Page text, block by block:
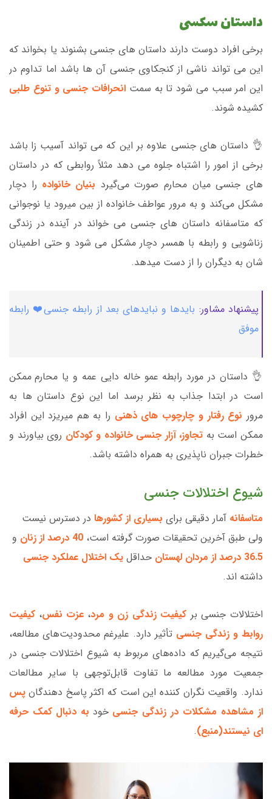
داستان سکسی
برخی افراد دوست دارند داستان های جنسی بشنوند یا بخواند که
این می تواند ناشی از کنجکاوی جنسی آن ها باشد اما تداوم در
این امر سبب می شود تا به سمت انحرافات جنسی و تنوع طلبی
کشیده شوند.
👌 داستان های جنسی علاوه بر این که می تواند آسیب زا باشد
برخی از امور را اشتباه جلوه می دهد مثلاً روابطی که در داستان
های جنسی میان محارم صورت می‌گیرد بنیان خانواده را دچار
مشکل می‌کند و به مرور عواطف خانواده از بین میرود یا نوجوانی
که متاسفانه داستان های جنسی می خواند در آینده در زندگی
زناشویی و رابطه با همسر دچار مشکل می شود و حتی اطمینان
شان به دیگران را از دست میدهد.
پیشنهاد مشاور: بایدها و نبایدهای بعد از رابطه جنسی❤️ رابطه
موفق
👌 داستان در مورد رابطه عمو خاله دایی عمه و یا محارم ممکن
است در ابتدا جذاب به نظر برسد اما این نوع داستان ها به
مرور نوع رفتار و چارچوب های ذهنی را به هم میریزد این افراد
ممکن است به تجاوز، آزار جنسی خانواده و کودکان روی بیاورند و
خطرات جبران ناپذیری به همراه داشته باشد.
شیوع اختلالات جنسی
متاسفانه آمار دقیقی برای بسیاری از کشورها در دسترس نیست
ولی طبق آخرین تحقیقات صورت گرفته است، 40 درصد از زنان
و
36.5 درصد از مردان لهستان
حداقل یک اختلال عملکرد جنسی
داشته اند.
اختلالات جنسی بر کیفیت زندگی زن و مرد، عزت نفس، کیفیت
روابط و زندگی جنسی تأثیر دارد. علیرغم محدودیت‌های مطالعه،
نتیجه می‌گیریم که داده‌های مربوط به شیوع اختلالات جنسی در
جمعیت مورد مطالعه ما تفاوت قابل‌توجهی با سایر مطالعات
ندارد. واقعیت نگران کننده این است که اکثر پاسخ دهندگان پس
از مشاهده مشکلات در زندگی جنسی خود به دنبال کمک حرفه
ای نیستند(منبع)
.